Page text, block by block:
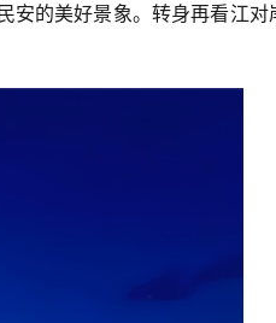
的美好景象。转身再看江对